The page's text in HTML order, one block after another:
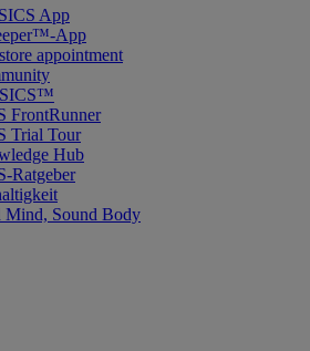
App
App
appointment
FrontRunner
Trial Tour
Hub
Ratgeber
Mind, Sound Body